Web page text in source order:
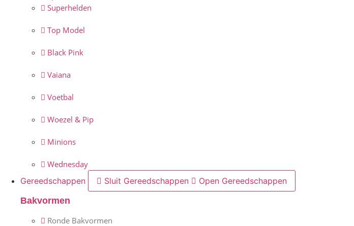
Superhelden
Top Model
Black Pink
Vaiana
Voetbal
Woezel & Pip
Minions
Wednesday
Gereedschappen
Sluit Gereedschappen
Open Gereedschappen
Bakvormen
Ronde Bakvormen